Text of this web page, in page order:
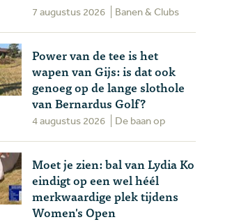
7 augustus 2026 Banen & Clubs
Power van de tee is het
wapen van Gijs: is dat ook
genoeg op de lange slothole
van Bernardus Golf?
4 augustus 2026 De baan op
Moet je zien: bal van Lydia Ko
eindigt op een wel héél
merkwaardige plek tijdens
Women's Open